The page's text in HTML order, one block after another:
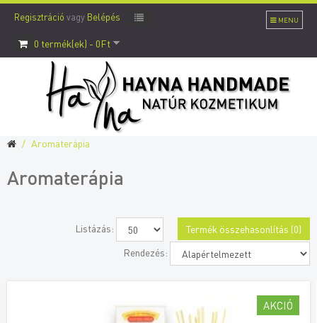
Regisztráció vagy Belépés MENU
0 termék(ek) - 0Ft
Aromaterápia
Aromaterápia
Termék összehasonlítás (0)
Listázás:
Rendezés:
AKCIÓ